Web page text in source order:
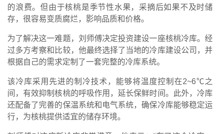
的浪费。但由于核桃是季节性水果，采摘后如果不及时储
存，很容易变质腐烂，影响品质和价格。
为了解决这一难题，刘师傅决定投资建设一座核桃冷库。经
过多方考察和比较，他最终选择了当地的冷库建设公司，并
根据自己的需求定制了一套完整的冷库系统。
该冷库采用先进的制冷技术，能够将温度控制在2~6℃之
间，有效抑制核桃的呼吸作用，延长保鲜时间。此外，冷库
还配备了完善的保温系统和电气系统，确保冷库能够稳定运
行，为核桃提供适宜的储存环境。